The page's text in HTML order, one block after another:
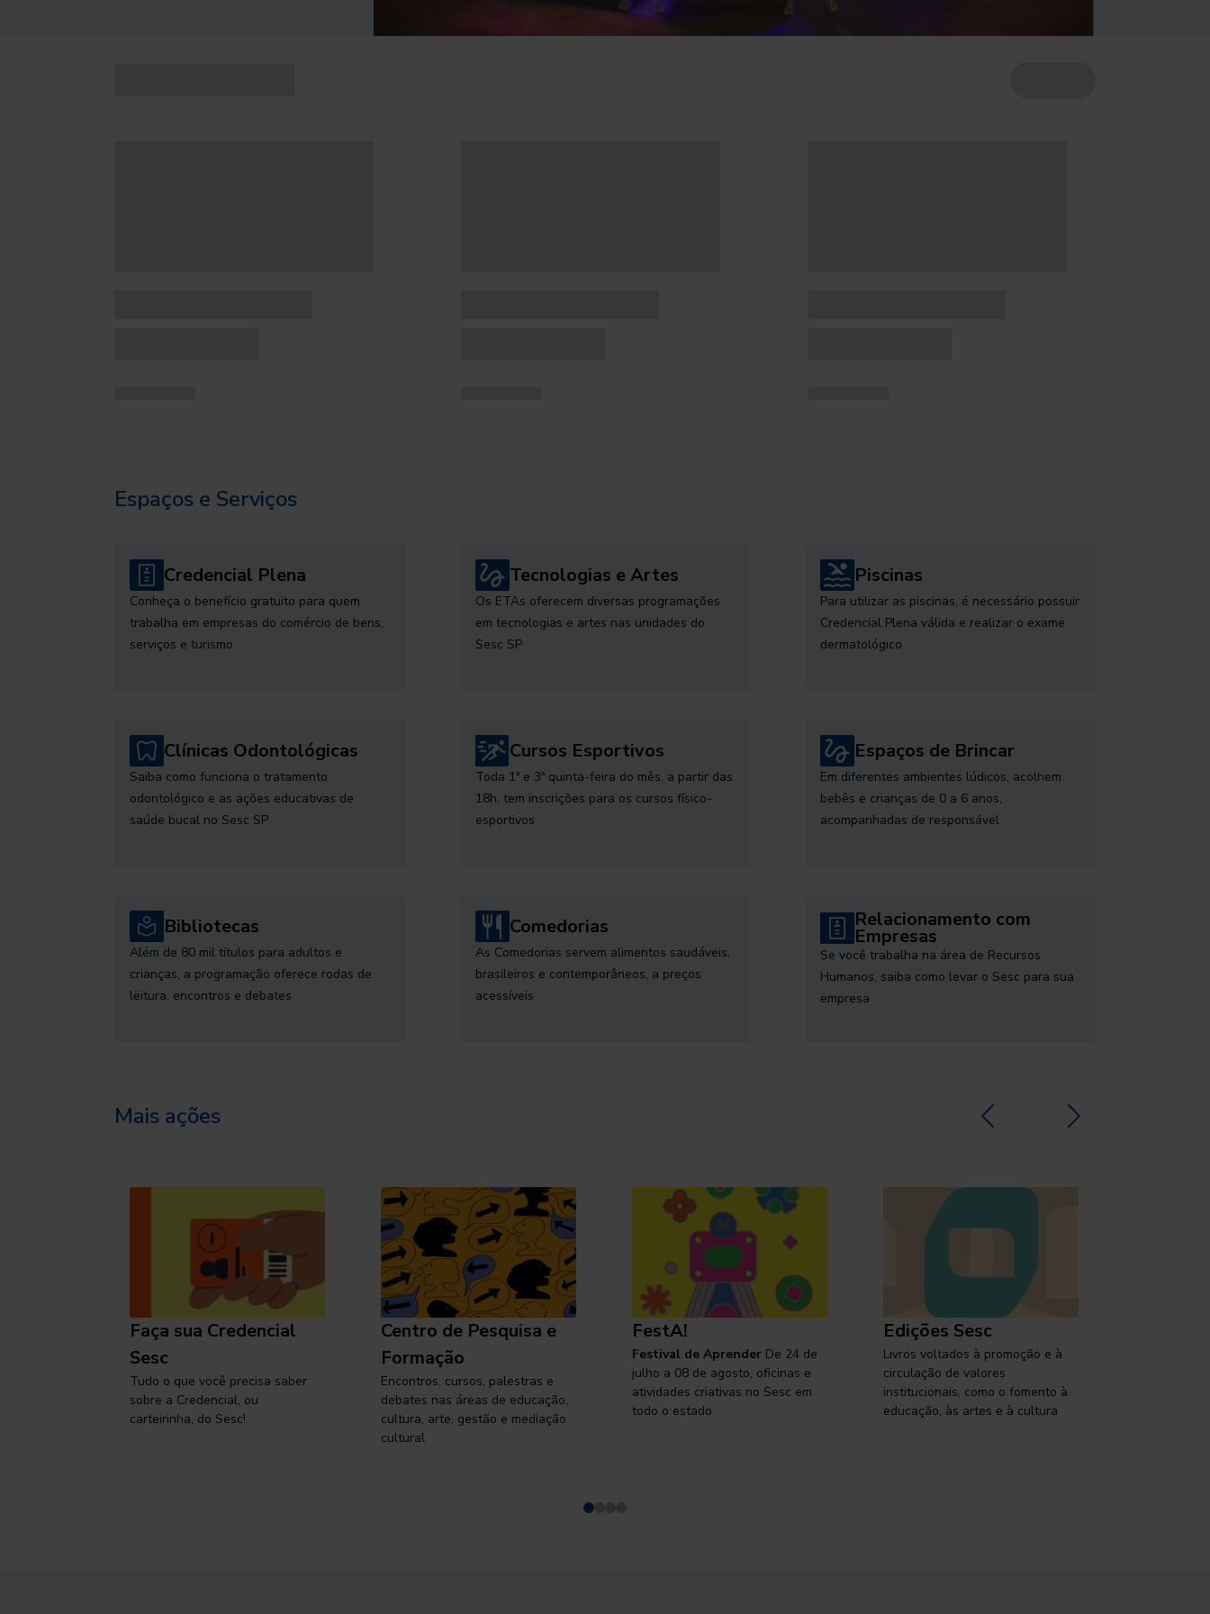
Espaços e Serviços
Credencial Plena
Conheça o benefício gratuito para quem
trabalha em empresas do comércio de bens,
serviços e turismo
Tecnologias e Artes
Os ETAs oferecem diversas programações
em tecnologias e artes nas unidades do
Sesc SP
Piscinas
Para utilizar as piscinas, é necessário possuir
Credencial Plena válida e realizar o exame
dermatológico
Clínicas Odontológicas
Saiba como funciona o tratamento
odontológico e as ações educativas de
saúde bucal no Sesc SP
Cursos Esportivos
Toda 1ª e 3ª quinta-feira do mês, a partir das
18h, tem inscrições para os cursos físico-
esportivos
Espaços de Brincar
Em diferentes ambientes lúdicos, acolhem
bebês e crianças de 0 a 6 anos,
acompanhadas de responsável
Bibliotecas
Além de 80 mil títulos para adultos e
crianças, a programação oferece rodas de
leitura, encontros e debates
Comedorias
As Comedorias servem alimentos saudáveis,
brasileiros e contemporâneos, a preços
acessíveis
Relacionamento com
Empresas
Se você trabalha na área de Recursos
Humanos, saiba como levar o Sesc para sua
empresa
Mais ações
Faça sua Credencial
Sesc
Tudo o que você precisa saber
sobre a Credencial, ou
carteirinha, do Sesc!
Centro de Pesquisa e
Formação
Encontros, cursos, palestras e
debates nas áreas de educação,
cultura, arte, gestão e mediação
cultural
FestA!
Festival de Aprender De 24 de
julho a 08 de agosto, oficinas e
atividades criativas no Sesc em
todo o estado
Edições Sesc
Livros voltados à promoção e à
circulação de valores
institucionais, como o fomento à
educação, às artes e à cultura